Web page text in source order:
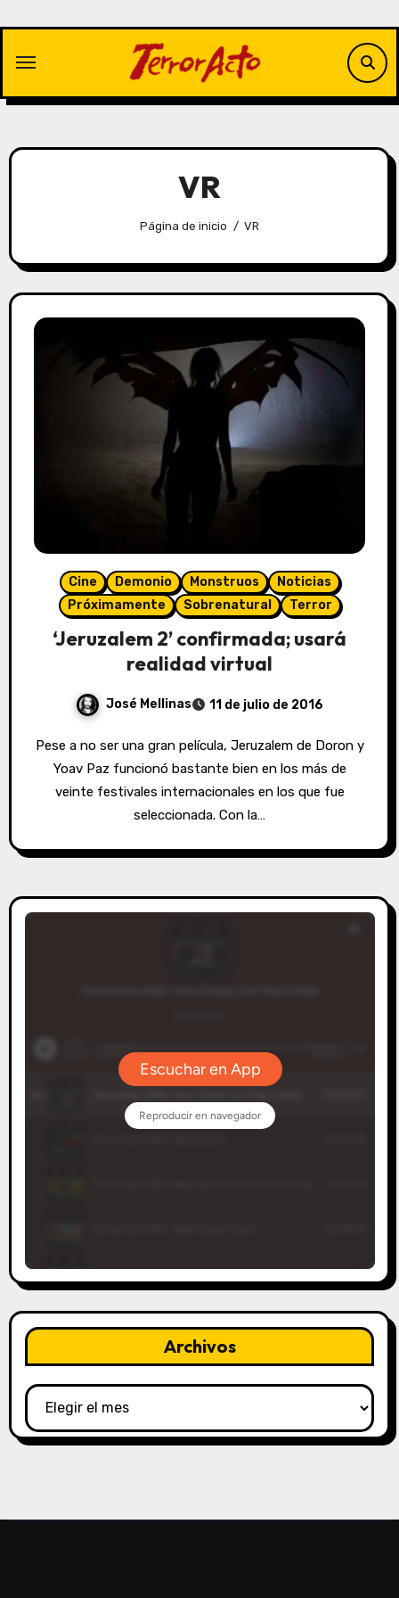
contenido
VR
Página de inicio VR
Cine Demonio Monstruos
Noticias
Próximamente
Sobrenatural Terror
‘Jeruzalem 2’ confirmada; usará
realidad virtual
José Mellinas 11 de julio de 2016
Pese a no ser una gran película, Jeruzalem de Doron y
Yoav Paz funcionó bastante bien en los más de
veinte festivales internacionales en los que fue
seleccionada. Con la…
Archivos
Archivos